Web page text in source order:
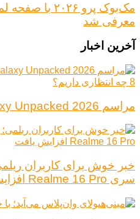
مک‌بوک پرو
معرفی شد
آخرین اخبار
مراسم Galaxy Unpacked 2026
خبر خوش برای کاربران
سری Realme 16 Pro افزایش یافت